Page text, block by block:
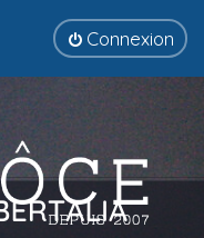
Connexion